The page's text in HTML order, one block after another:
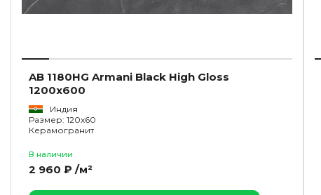
AB 1180HG Armani Black High Gloss
1200x600
Индия
Размер: 120x60
Керамогранит
В наличии
2 960 ₽ /м²